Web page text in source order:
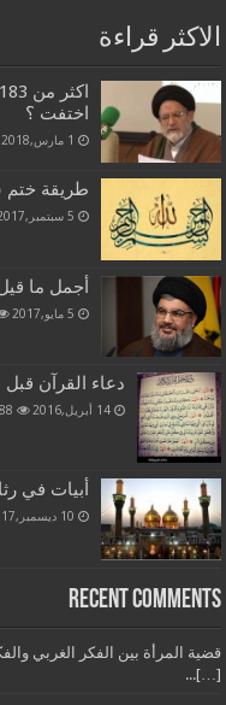
الاكثر قراءة
اختفت ؟
1 مارس,2018
طريقة ختم
5 سبتمبر,2017
أجمل ما
5 مايو,2017
دعاء القرآن قبل
14 أبريل,2016
أبيات في
10 ديسمبر,2017
Recent Comments
قضية المرأة بين الفكر الغربي
[…]...